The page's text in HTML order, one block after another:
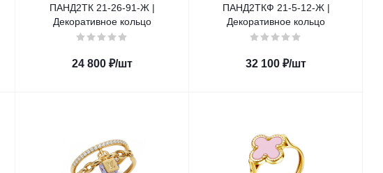
ПАНД2ТК 21-26-91-Ж |
Декоративное кольцо
24 800 ₽/шт
ПАНД2ТКФ 21-5-12-Ж |
Декоративное кольцо
32 100 ₽/шт